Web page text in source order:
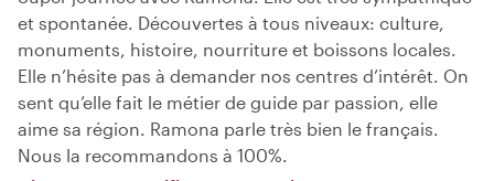
et spontanée. Découvertes à tous niveaux: culture,
monuments, histoire, nourriture et boissons locales.
Elle n’hésite pas à demander nos centres d’intérêt. On
sent qu’elle fait le métier de guide par passion, elle
aime sa région. Ramona parle très bien le français.
Nous la recommandons à 100%.